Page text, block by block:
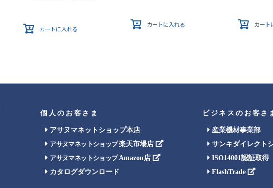
カートに入れる
カートに入れる カート
個人のお客さま
アサヌマネットショップ本店
アサヌマネットショップ楽天市場店
アサヌマネットショップAmazon店
カタログダウンロード
ビジネスのお客さ
産業機材事業部
サンキダイレクト
ISO14001認証取得
FlashTrade